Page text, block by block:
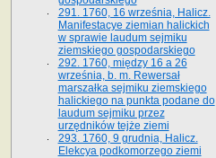
291. 1760, 16 września, Halicz.
Manifestacye ziemian halickich
w sprawie laudum sejmiku
ziemskiego gospodarskiego
292. 1760, między 16 a 26
września, b. m. Rewersał
marszałka sejmiku ziemskiego
halickiego na punkta podane do
laudum sejmiku przez
urzędników tejże ziemi
293. 1760, 9 grudnia, Halicz.
Elekcya podkomorzego ziemi